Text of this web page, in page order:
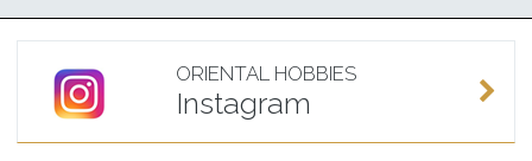
ORIENTAL HOBBIES
Instagram